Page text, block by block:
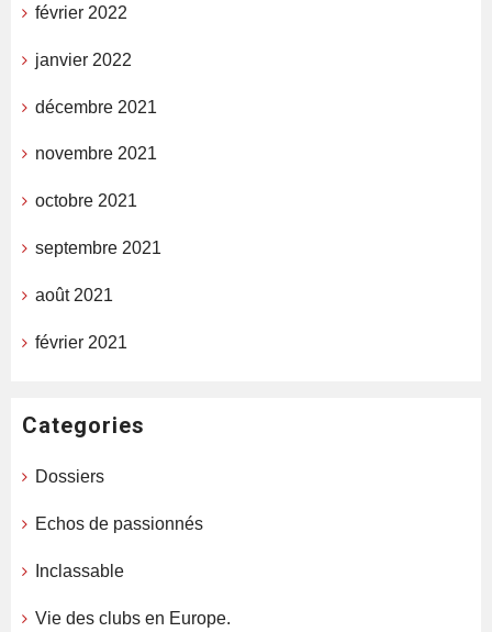
février 2022
janvier 2022
décembre 2021
novembre 2021
octobre 2021
septembre 2021
août 2021
février 2021
Categories
Dossiers
Echos de passionnés
Inclassable
Vie des clubs en Europe.